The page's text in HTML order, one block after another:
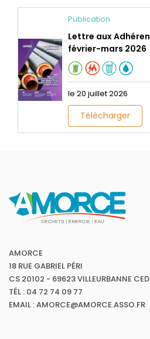
Publication
Lettre aux
février-mars 2026
le 20 juillet 2026
Télécharger
AMORCE
18 RUE GABRIEL PÉRI
CS 20102 - 69623 VILLEURBANNE
TÉL : 04 72 74 09 77
EMAIL : AMORCE@AMORCE.ASSO.FR